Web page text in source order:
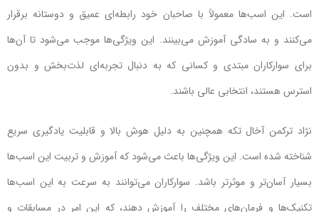
است. این اسب‌ها معمولاً با صاحبان خود رابطه‌ای عمیق و دوستانه برقرار
می‌کنند و به سادگی آموزش می‌بینند. این ویژگی‌ها موجب می‌شود تا آن‌ها
برای سوارکاران مبتدی و کسانی که به دنبال تجربه‌ای لذت‌بخش و بدون
استرس هستند، انتخابی عالی باشند.
نژاد ترکمن آخال تکه همچنین به دلیل هوش بالا و قابلیت یادگیری سریع
شناخته شده است. این ویژگی‌ها باعث می‌شود که آموزش و تربیت این اسب‌ها
بسیار آسان‌تر و موثرتر باشد. سوارکاران می‌توانند به سرعت به این اسب‌ها
تکنیک‌ها و فرمان‌های مختلف را آموزش دهند، که این امر در مسابقات و